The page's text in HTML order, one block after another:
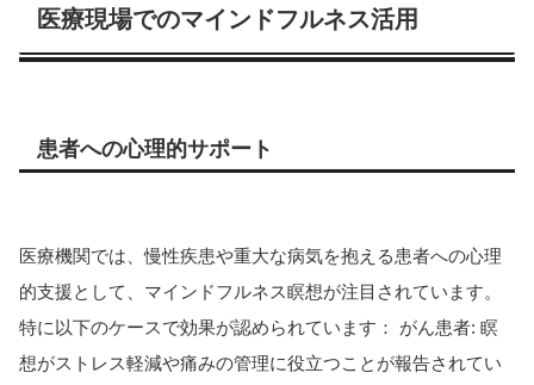
医療現場でのマインドフルネス活用
患者への心理的サポート
医療機関では、慢性疾患や重大な病気を抱える患者への心理
的支援として、マインドフルネス瞑想が注目されています。
特に以下のケースで効果が認められています： がん患者: 瞑
想がストレス軽減や痛みの管理に役立つことが報告されてい